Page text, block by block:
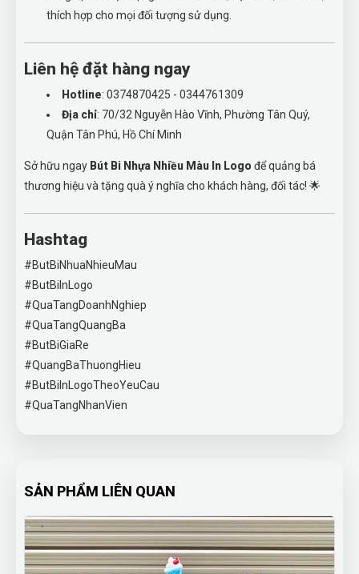
thích hợp cho mọi đối tượng sử dụng.
Liên hệ đặt hàng ngay
Hotline: 0374870425 - 0344761309
Địa chỉ: 70/32 Nguyễn Hào Vĩnh, Phường Tân Quý,
Quận Tân Phú, Hồ Chí Minh
Sở hữu ngay Bút Bi Nhựa Nhiều Màu In Logo để quảng bá
thương hiệu và tặng quà ý nghĩa cho khách hàng, đối tác! 🌟
Hashtag
#ButBiNhuaNhieuMau
#ButBiInLogo
#QuaTangDoanhNghiep
#QuaTangQuangBa
#ButBiGiaRe
#QuangBaThuongHieu
#ButBiInLogoTheoYeuCau
#QuaTangNhanVien
SẢN PHẨM LIÊN QUAN